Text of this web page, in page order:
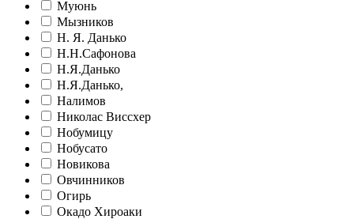
Муюнь
Мызников
Н. Я. Данько
Н.Н.Сафонова
Н.Я.Данько
Н.Я.Данько,
Налимов
Николас Виссхер
Нобумицу
Нобусато
Новикова
Овчинников
Огирь
Окадо Хироаки